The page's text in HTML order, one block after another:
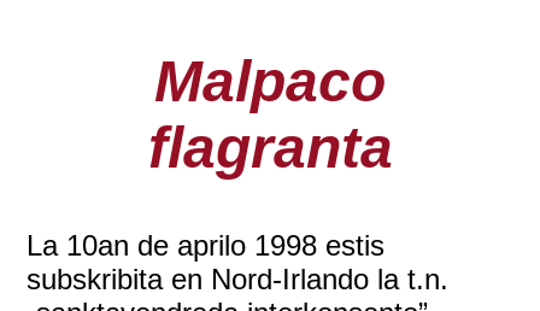
Malpaco
flagranta
La 10an de aprilo 1998 estis
subskribita en Nord-Irlando la t.n.